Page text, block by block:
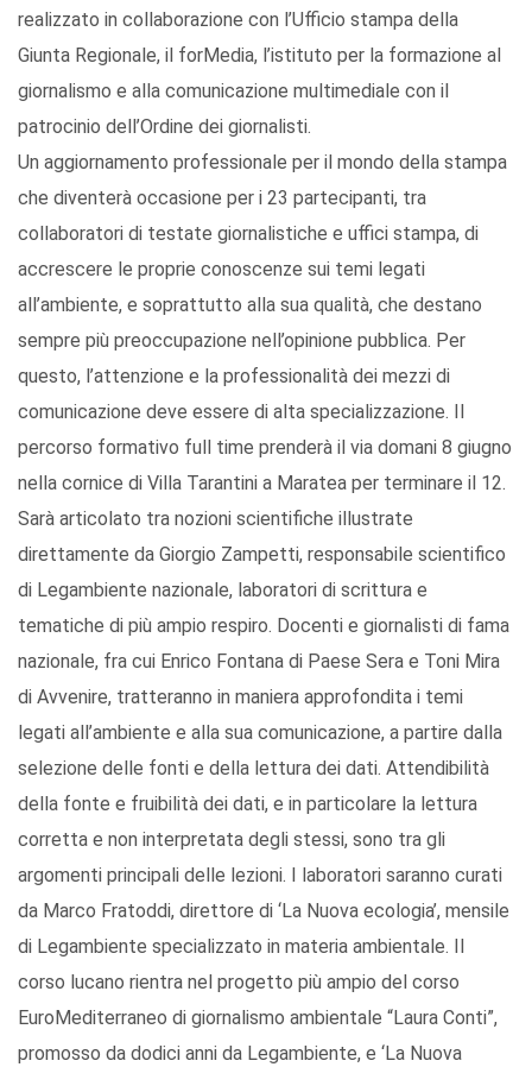
realizzato in collaborazione con l’Ufficio stampa della
Giunta Regionale, il forMedia, l’istituto per la formazione al
giornalismo e alla comunicazione multimediale con il
patrocinio dell’Ordine dei giornalisti.
Un aggiornamento professionale per il mondo della stampa
che diventerà occasione per i 23 partecipanti, tra
collaboratori di testate giornalistiche e uffici stampa, di
accrescere le proprie conoscenze sui temi legati
all’ambiente, e soprattutto alla sua qualità, che destano
sempre più preoccupazione nell’opinione pubblica. Per
questo, l’attenzione e la professionalità dei mezzi di
comunicazione deve essere di alta specializzazione. Il
percorso formativo full time prenderà il via domani 8 giugno
nella cornice di Villa Tarantini a Maratea per terminare il 12.
Sarà articolato tra nozioni scientifiche illustrate
direttamente da Giorgio Zampetti, responsabile scientifico
di Legambiente nazionale, laboratori di scrittura e
tematiche di più ampio respiro. Docenti e giornalisti di fama
nazionale, fra cui Enrico Fontana di Paese Sera e Toni Mira
di Avvenire, tratteranno in maniera approfondita i temi
legati all’ambiente e alla sua comunicazione, a partire dalla
selezione delle fonti e della lettura dei dati. Attendibilità
della fonte e fruibilità dei dati, e in particolare la lettura
corretta e non interpretata degli stessi, sono tra gli
argomenti principali delle lezioni. I laboratori saranno curati
da Marco Fratoddi, direttore di ‘La Nuova ecologia’, mensile
di Legambiente specializzato in materia ambientale. Il
corso lucano rientra nel progetto più ampio del corso
EuroMediterraneo di giornalismo ambientale “Laura Conti”,
promosso da dodici anni da Legambiente, e ‘La Nuova